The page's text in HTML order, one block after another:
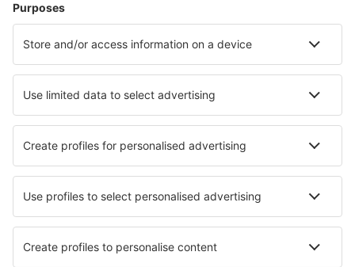
Hotels
Transfers
Sehenswürdigkeiten
Sportveranstaltungen
Mehr Infos
Mobile app
Fluggesellschaften
Ryanair
WizzAir
Lufthansa